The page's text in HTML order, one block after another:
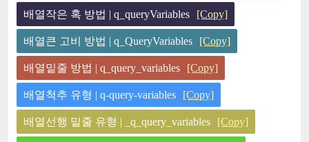
배열작은 혹 방법 | q_queryVariables [Copy]
배열큰 고비 방법 | q_QueryVariables [Copy]
배열밑줄 방법 | q_query_variables [Copy]
배열척추 유형 | q-query-variables [Copy]
배열선행 밑줄 유형 | _q_query_variables [Copy]